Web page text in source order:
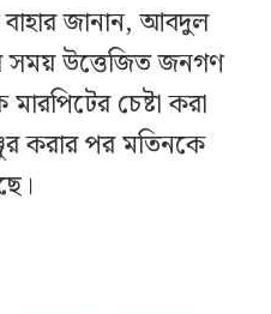
জানান, আবদুল
উত্তেজিত জনগণ
চেষ্টা করা
করার পর মতিনকে